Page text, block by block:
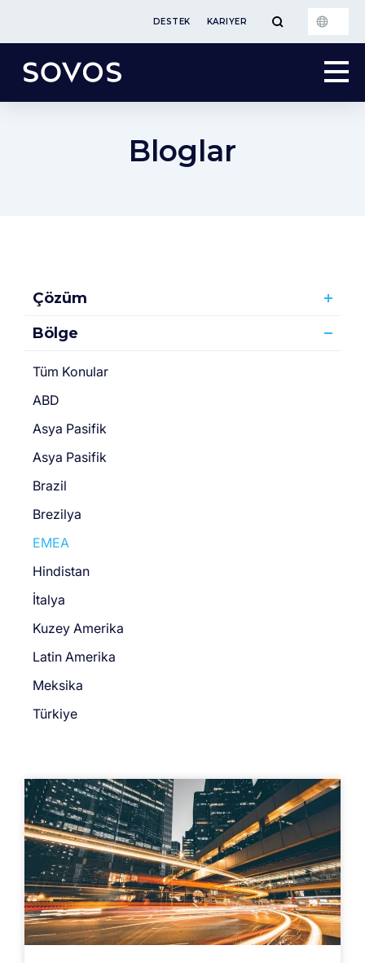
DESTEK KARIYER
Bloglar
Çözüm
Bölge
Tüm Konular
ABD
Asya Pasifik
Asya Pasifik
Brazil
Brezilya
EMEA
Hindistan
İtalya
Kuzey Amerika
Latin Amerika
Meksika
Türkiye